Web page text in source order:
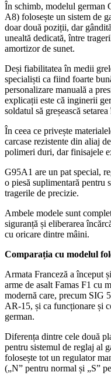
În schimb, modelul german
A8) folosește un sistem de
doar două poziții, dar
unealtă dedicată, între
amortizor de sunet.
Deși fiabilitatea în medii
specialiști ca fiind foarte
personalizare manuală a
explicații este că inginerii
soldatul să greșească
În ceea ce privește
carcase rezistente din aliaj
polimeri duri, dar finisajele
G95A1 are un pat special,
o piesă suplimentară
tragerile de precizie.
Ambele modele sunt
siguranță și eliberarea
cu oricare dintre mâini.
Comparația cu modelul
Armata Franceză a început
arme de asalt Famas F1 cu
modernă care, precum SIG
AR-15, și ca funcționare și
german.
Diferența dintre cele două
pentru sistemul de reglaj al
folosește tot un regulator
(„N” pentru normal și „S”